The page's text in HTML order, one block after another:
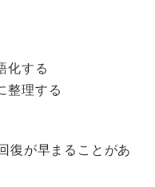
化する
整理する
復が早まることがあ